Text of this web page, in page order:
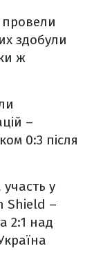
провели
здобули
ж
–
0:3 після
у
Shield –
2:1 над